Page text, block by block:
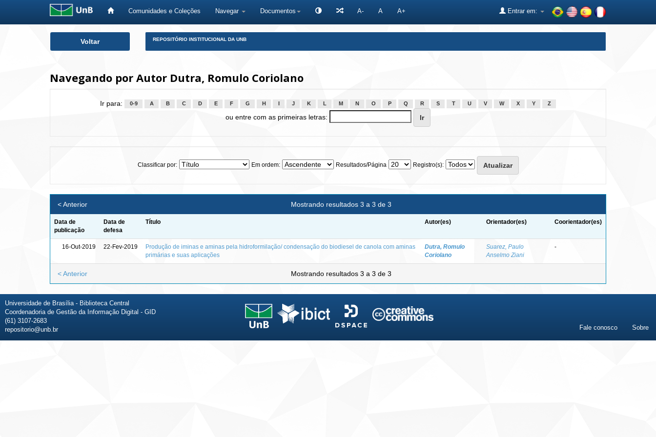
Comunidades e Coleções Navegar Documentos A- A A+ Entrar em:
Voltar REPOSITÓRIO INSTITUCIONAL DA UNB
Navegando por Autor Dutra, Romulo Coriolano
Ir para: 0-9 A B C D E F G H J K L M N O P Q R S T U V W X Y Z
ou entre com as primeiras letras:
Classificar por: Em ordem: Resultados/Página Registro(s):
Mostrando resultados 3 a 3 de 3
< Anterior
Data de
publicação
Data de
defesa
Título Autor(es) Orientador(es) Coorientador(es)
16-Out-2019 22-Fev-2019
Produção de iminas e aminas pela hidroformilação/ condensação do biodiesel de canola com aminas
primárias e suas aplicações
Dutra, Romulo
Coriolano
Suarez, Paulo
Anselmo Ziani
-
Mostrando resultados 3 a 3 de 3
< Anterior
Universidade de Brasília - Biblioteca Central
Coordenadoria de Gestão da Informação Digital - GID
(61) 3107-2683
repositorio@unb.br
Fale conosco Sobre